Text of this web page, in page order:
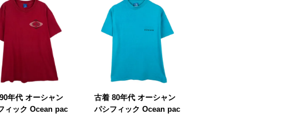
年代 オーシャン
ィック Ocean pac
古着 80年代 オーシャン
パシフィック Ocean pac